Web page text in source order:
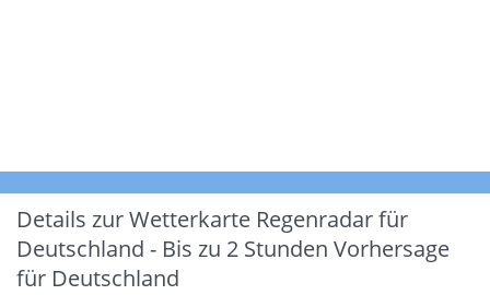
Details zur Wetterkarte Regenradar für
Deutschland - Bis zu 2 Stunden Vorhersage
für Deutschland